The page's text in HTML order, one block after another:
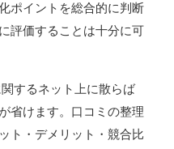
ポイントを総合的に判断
評価することは十分に可
するネット上に散らば
省けます。口コミの整理
ト・デメリット・競合比